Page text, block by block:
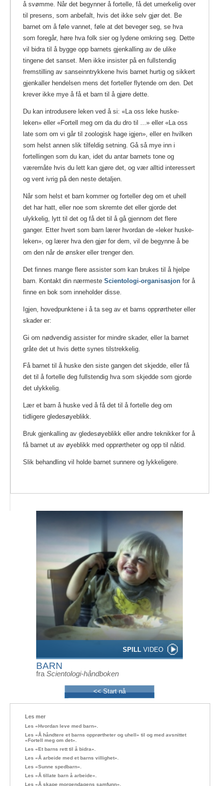
SPILL VIDEO
BARN
fra Scientologi-håndboken
<< Start nå
å svømme. Når det begynner å fortelle, få det umerkelig over
til presens, som anbefalt, hvis det ikke selv gjør det. Be
barnet om å føle vannet, føle at det beveger seg, se hva
som foregår, høre hva folk sier og lydene omkring seg. Dette
vil bidra til å bygge opp barnets gjenkalling av de ulike
tingene det sanset. Men ikke insister på en fullstendig
fremstilling av sanseinntrykkene hvis barnet hurtig og sikkert
gjenkaller hendelsen mens det forteller flytende om den. Det
krever ikke mye å få et barn til å gjøre dette.
Du kan introdusere leken ved å si: «La oss leke huske-
leken» eller «Fortell meg om da du dro til ...» eller «La oss
late som om vi går til zoologisk hage igjen», eller en hvilken
som helst annen slik tilfeldig setning. Gå så mye inn i
fortellingen som du kan, idet du antar barnets tone og
væremåte hvis du lett kan gjøre det, og vær alltid interessert
og vent ivrig på den neste detaljen.
Når som helst et barn kommer og forteller deg om et uhell
det har hatt, eller noe som skremte det eller gjorde det
ulykkelig, lytt til det og få det til å gå gjennom det flere
ganger. Etter hvert som barn lærer hvordan de «leker huske-
leken», og lærer hva den gjør for dem, vil de begynne å be
om den når de ønsker eller trenger den.
Det finnes mange flere assister som kan brukes til å hjelpe
barn. Kontakt din nærmeste Scientologi-organisasjon for å
finne en bok som inneholder disse.
Igjen, hovedpunktene i å ta seg av et barns opprørtheter eller
skader er:
Gi om nødvendig assister for mindre skader, eller la barnet
gråte det ut hvis dette synes tilstrekkelig.
Få barnet til å huske den siste gangen det skjedde, eller få
det til å fortelle deg fullstendig hva som skjedde som gjorde
det ulykkelig.
Lær et barn å huske ved å få det til å fortelle deg om
tidligere gledesøyeblikk.
Bruk gjenkalling av gledesøyeblikk eller andre teknikker for å
få barnet ut av øyeblikk med opprørtheter og opp til nåtid.
Slik behandling vil holde barnet sunnere og lykkeligere.
Les mer
Les «Hvordan leve med barn».
Les «Å håndtere et barns opprørtheter og uhell» til og med avsnittet
«Fortell meg om det».
Les «Et barns rett til å bidra».
Les «Å arbeide med et barns villighet».
Les «Sunne spedbarn».
Les «Å tillate barn å arbeide».
Les «Å skape morgendagens samfunn».